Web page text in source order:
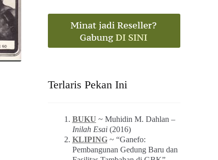
Terlaris Pekan Ini
BUKU ~ Muhidin M. Dahlan –
Inilah Esai(2016)
KLIPING~ “Ganefo:
Pembangunan Gedung Baru dan